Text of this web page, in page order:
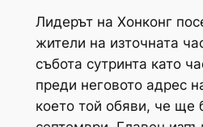
Лидерът на Хонконг
жители на източната
събота сутринта като
преди неговото адрес
което той обяви, че ще